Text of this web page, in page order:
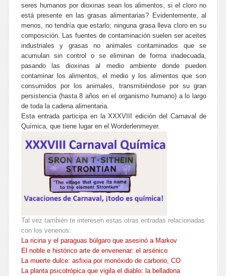
seres humanos por dioxinas sean los alimentos, si el cloro no
está presente en las grasas alimentarias? Evidentemente, al
menos, no tendría que estarlo; ninguna grasa lleva cloro en su
composición. Las fuentes de contaminación suelen ser aceites
industriales y grasas no animales contaminados que se
acumulan sin control o se eliminan de forma inadecuada,
pasando las dioxinas al medio ambiente donde pueden
contaminar los alimentos, el medio y los alimentos que son
consumidos por los animales, transmitiéndose por su gran
persistencia (hasta 8 años en el organismo humano) a lo largo
de toda la cadena alimentaria.
Esta entrada participa en la XXXVIII edición del Carnaval de
Química, que tiene lugar en el Worderlenmeyer.
Tal vez también te interesen estas otras entradas relacionadas
con los venenos:
La ricina y el paraguas búlgaro que asesinó a Markov
El noble e histórico arte de envenenar: el arsénico
La muerte dulce: asfixia por monóxido de carbono, CO
La planta psicotrópica que vigila el diablo: la belladona